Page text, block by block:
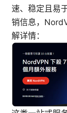
速、稳定且易
销信息，
解详情：